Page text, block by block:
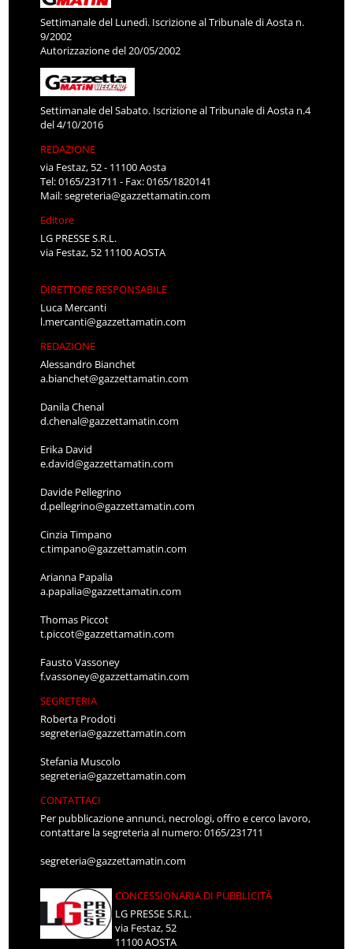
Settimanale del Lunedì. Iscrizione al Tribunale di Aosta n.
9/2002
Autorizzazione del 20/05/2002
Settimanale del Sabato. Iscrizione al Tribunale di Aosta n.4
del 4/10/2016
REDAZIONE
via Festaz, 52 - 11100 Aosta
Tel: 0165/231711 - Fax: 0165/1820141
Mail:segreteria@gazzettamatin.com
Editore
LG PRESSE S.R.L.
via Festaz, 52 11100 AOSTA
DIRETTORE RESPONSABILE
Luca Mercanti
l.mercanti@gazzettamatin.com
REDAZIONE
Alessandro Bianchet
a.bianchet@gazzettamatin.com
Danila Chenal
d.chenal@gazzettamatin.com
Erika David
e.david@gazzettamatin.com
Davide Pellegrino
d.pellegrino@gazzettamatin.com
Cinzia Timpano
c.timpano@gazzettamatin.com
Arianna Papalia
a.papalia@gazzettamatin.com
Thomas Piccot
t.piccot@gazzettamatin.com
Fausto Vassoney
f.vassoney@gazzettamatin.com
SEGRETERIA
Roberta Prodoti
segreteria@gazzettamatin.com
Stefania Muscolo
segreteria@gazzettamatin.com
CONTATTACI
Per pubblicazione annunci, necrologi, offro e cerco lavoro,
contattare la segreteria al numero: 0165/231711
segreteria@gazzettamatin.com
CONCESSIONARIA DI PUBBLICITÀ
LG PRESSE S.R.L.
via Festaz, 52
11100 AOSTA